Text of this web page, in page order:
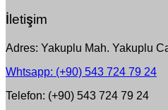
İletişim
Adres: Yakuplu Mah. Yakuplu
Whtsapp: (+90) 543 724 79 24
Telefon: (+90) 543 724 79 24